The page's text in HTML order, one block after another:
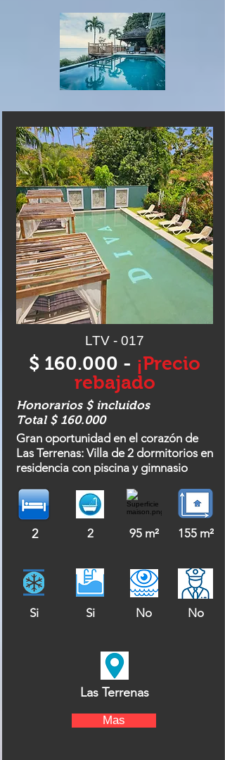
LTV - 017
$ 160.000 - ¡Precio
rebajado
Honorarios $ incluidos
Total $ 160.000
Gran oportunidad en el corazón de
Las Terrenas: Villa de 2 dormitorios en
residencia con piscina y gimnasio
2 2 95 m² 155 m²
Si Si No No
Las Terrenas
Mas